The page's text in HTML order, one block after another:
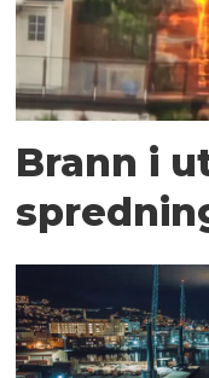
Brann i